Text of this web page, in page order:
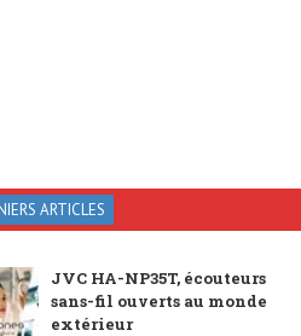
ARTICLES
JVC HA-NP35T, écouteurs
sans-fil ouverts au monde
extérieur